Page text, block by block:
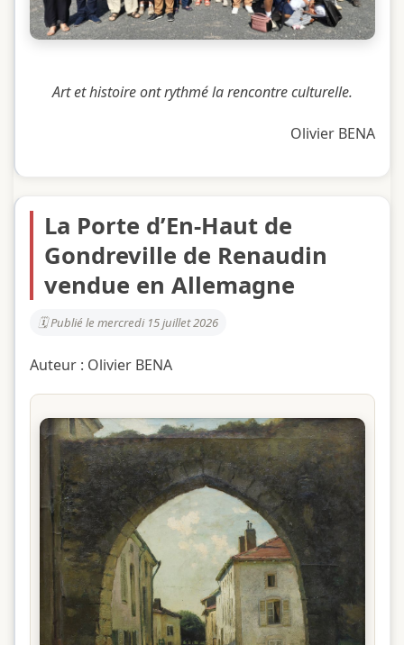
Art et histoire ont rythmé la rencontre culturelle.
Olivier BENA
La Porte d’En-Haut de
Gondreville de Renaudin
vendue en Allemagne
Publié le mercredi 15 juillet 2026
Auteur : Olivier BENA